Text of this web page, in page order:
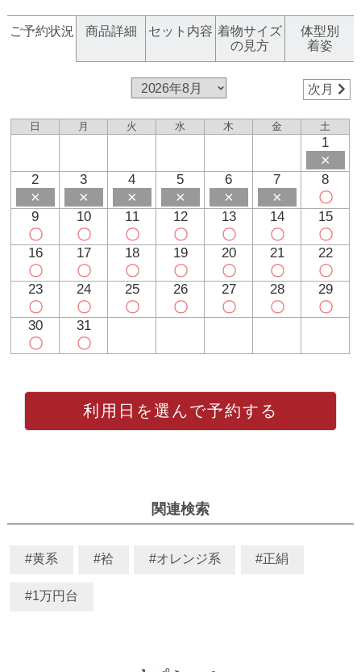
ご予約状況 商品詳細 セット内容 着物サイズ
の見方
体型別
着姿
次月
日 月 火 水 木 金 土
1
×
2
×
3
×
4
×
5
×
6
×
7
×
8
〇
9
〇
10
〇
11
〇
12
〇
13
〇
14
〇
15
〇
16
〇
17
〇
18
〇
19
〇
20
〇
21
〇
22
〇
23
〇
24
〇
25
〇
26
〇
27
〇
28
〇
29
〇
30
〇
31
〇
利用日を選んで予約する
関連検索
#黄系 #袷 #オレンジ系 #正絹
#1万円台